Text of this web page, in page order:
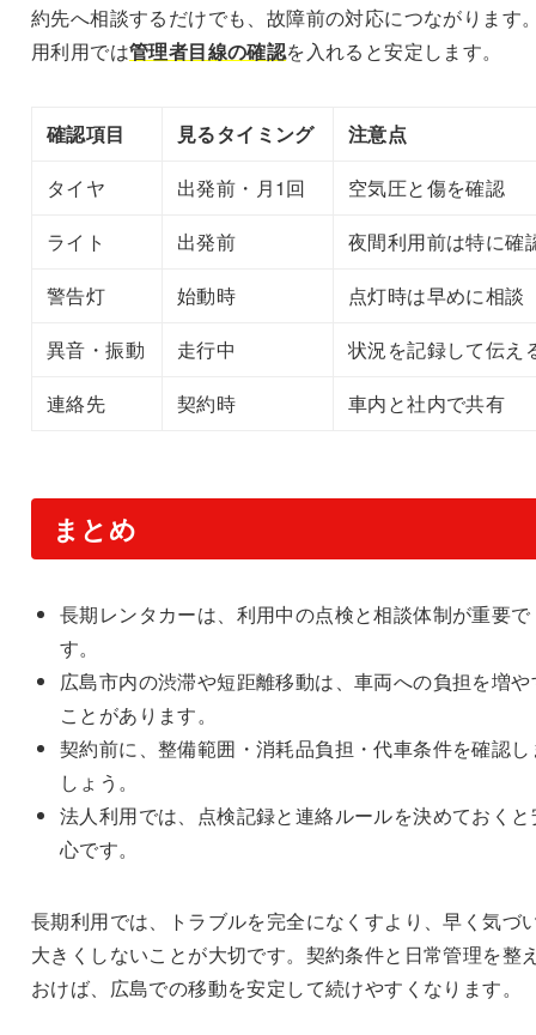
約先へ相談するだけでも、故障前の対応につながります
用利用では管理者目線の確認を入れると安定します。
確認項目 見るタイミング
注意点
タイヤ
出発前・月1回
空気圧と傷を確認
ライト
出発前
夜間利用前は特に確
警告灯
始動時
点灯時は早めに相談
異音・振動
走行中
状況を記録して伝え
連絡先
契約時 車内と社内で共有
まとめ
長期レンタカーは、利用中の点検と相談体制が重要で
す。
広島市内の渋滞や短距離移動は、車両への負担を増や
ことがあります。
契約前に、整備範囲・消耗品負担・代車条件を確認し
しょう。
法人利用では、点検記録と連絡ルールを決めておくと
心です。
長期利用では、トラブルを完全になくすより、早く気づ
大きくしないことが大切です。契約条件と日常管理を整
おけば、広島での移動を安定して続けやすくなります。